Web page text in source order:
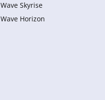
Wave Skyrise
Wave Horizon